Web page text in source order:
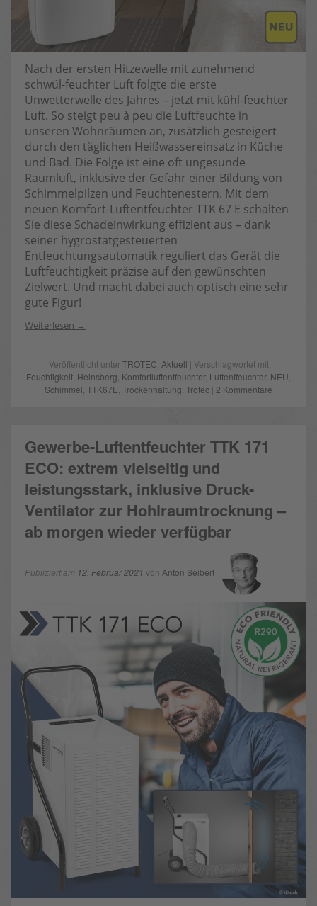
Nach der ersten Hitzewelle mit zunehmend
schwül-feuchter Luft folgte die erste
Unwetterwelle des Jahres – jetzt mit kühl-feuchter
Luft. So steigt peu à peu die Luftfeuchte in
unseren Wohnräumen an, zusätzlich gesteigert
durch den täglichen Heißwassereinsatz in Küche
und Bad. Die Folge ist eine oft ungesunde
Raumluft, inklusive der Gefahr einer Bildung von
Schimmelpilzen und Feuchtenestern. Mit dem
neuen Komfort-Luftentfeuchter TTK 67 E schalten
Sie diese Schadeinwirkung effizient aus – dank
seiner hygrostatgesteuerten
Entfeuchtungsautomatik reguliert das Gerät die
Luftfeuchtigkeit präzise auf den gewünschten
Zielwert. Und macht dabei auch optisch eine sehr
gute Figur!
Weiterlesen
Veröffentlicht unterTROTEC Aktuell | Verschlagwortet mit
Feuchtigkeit Heinsberg Komfortluftentfeuchter, Luftentfeuchter, NEU
Schimmel TTK67E Trockenhaltung Trotec | 2 Kommentare
Gewerbe-Luftentfeuchter TTK 171
ECO: extrem vielseitig und
leistungsstark, inklusive Druck-
Ventilator zur Hohlraumtrocknung –
ab morgen wieder verfügbar
Publiziert am 12. Februar 2021 von Anton Seibert